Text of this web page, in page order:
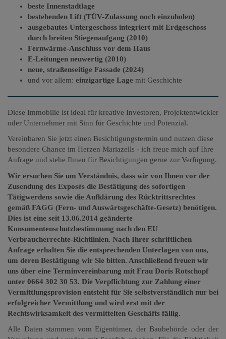
beste Innenstadtlage
bestehenden Lift (TÜV-Zulassung noch einzuholen)
ausgebautes Untergeschoss integriert mit Erdgeschoss
durch breiten Stiegenaufgang (2010)
Fernwärme-Anschluss vor dem Haus
E-Leitungen neuwertig (2010)
neue, straßenseitige Fassade (2024)
und vor allem: einzigartige Lage mit Geschichte
Diese Immobilie ist ideal für kreative Investoren, Projektentwickler
oder Unternehmer mit Sinn für Geschichte und Potenzial.
Vereinbaren Sie jetzt einen Besichtigungstermin und nutzen diese
besondere Chance im Herzen Mariazells - ich freue mich auf Ihre
Anfrage und stehe Ihnen für Besichtigungen gerne zur Verfügung.
Wir ersuchen Sie um Verständnis, dass wir von Ihnen vor der
Zusendung des Exposés die Bestätigung des sofortigen
Tätigwerdens sowie die Aufklärung des Rücktrittsrechtes
gemäß FAGG (Fern- und Auswärtsgeschäfte-Gesetz) benötigen.
Dies ist eine seit 13.06.2014 geänderte
Konsumentenschutzbestimmung nach den EU
Verbraucherrechte-Richtlinien. Nach Ihrer schriftlichen
Anfrage erhalten Sie die entsprechenden Unterlagen von uns,
um deren Bestätigung wir Sie bitten. Anschließend freuen wir
uns über eine Terminvereinbarung mit Frau Doris Rotschopf
unter 0664 302 30 53. Die Verpflichtung zur Zahlung einer
Vermittlungsprovision entsteht für Sie selbstverständlich nur bei
erfolgreicher Vermittlung und wird erst mit der
Rechtswirksamkeit des vermittelten Geschäfts fällig.
Alle Daten stammen vom Eigentümer, der Baubehörde oder der